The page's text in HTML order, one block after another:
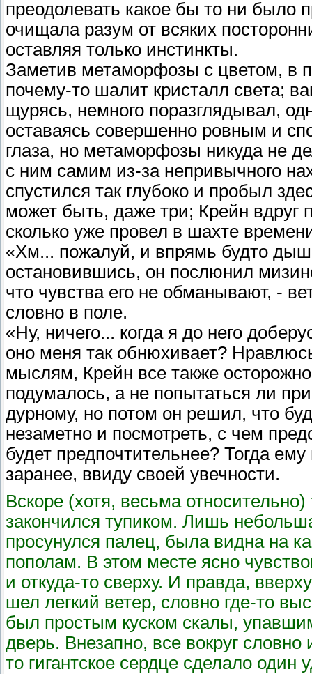
преодолевать какое бы то ни было
очищала разум от всяких
оставляя только инстинкты.
Заметив метаморфозы с цветом, в
почему-то шалит кристалл света;
щурясь, немного поразглядывал,
оставаясь совершенно ровным и
глаза, но метаморфозы никуда не
с ним самим из-за непривычного
спустился так глубоко и пробыл
может быть, даже три; Крейн вдруг
сколько уже провел в шахте
«Хм... пожалуй, и впрямь будто
остановившись, он послюнил
что чувства его не обманывают, -
словно в поле.
«Ну, ничего... когда я до него
оно меня так обнюхивает?
мыслям, Крейн все также
подумалось, а не попытаться ли
дурному, но потом он решил, что
незаметно и посмотреть, с чем
будет предпочтительнее? Тогда
заранее, ввиду своей увечности.
Вскоре (хотя, весьма
закончился тупиком. Лишь
просунулся палец, была видна на
пополам. В этом месте ясно
и откуда-то сверху. И правда,
шел легкий ветер, словно где-то
был простым куском скалы,
дверь. Внезапно, все вокруг
то гигантское сердце сделало один